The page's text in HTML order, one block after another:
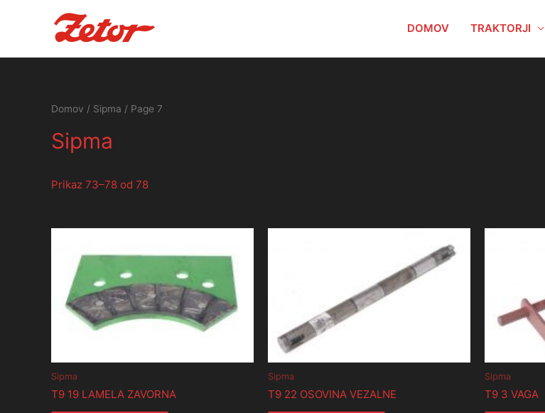
DOMOV TRAKTORJI
Domov / Sipma / Page 7
Sipma
Prikaz 73–78 od 78
Sipma
T9 19 LAMELA ZAVORNA
Sipma
T9 22 OSOVINA VEZALNE
Sipma
T9 3 VAGA